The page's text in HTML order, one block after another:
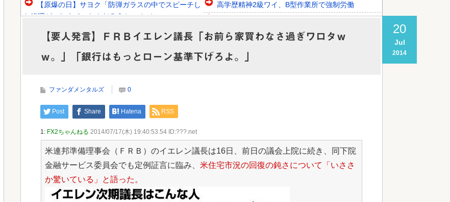
【原爆の日】サヨク「防弾ガラスの中でスピーチし
た総理がこれまでいたんだろうか。オバマ...
太陽光発電所で、銅線およそ2.2トン（時価およそ
330万円相当）盗んだなど、ベトナム...
米国、韓国防衛に核持ち出すか…中ロに備え「短距
高学歴精神2級ワイ、B型作業所で強制労働
か
当局
20
Jul
2014
【要人発言】ＦＲＢイエレン議長「お前ら家買わなさ過ぎワロタｗ
ｗ。」「銀行はもっとローン基準下げろよ。」
ファンダメンタルズ 0
Post Share Hatena RSS
1: FX2ちゃんねる 2014/07/17(木) 19:40:53.54 ID:???.net
米連邦準備理事会（ＦＲＢ）のイエレン議長は16日、前日の議会上院に続き、同下院
金融サービス委員会でも定例証言に臨み、 米住宅市況の回復の鈍さについて「いささ
か驚いている」と語った。